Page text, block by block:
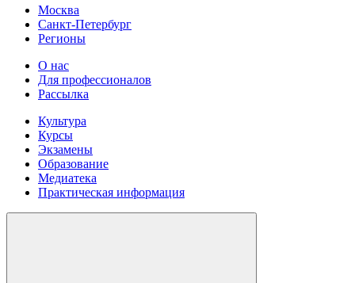
Москва
Санкт-Петербург
Регионы
О нас
Для профессионалов
Рассылка
Культура
Курсы
Экзамены
Образование
Медиатека
Практическая информация